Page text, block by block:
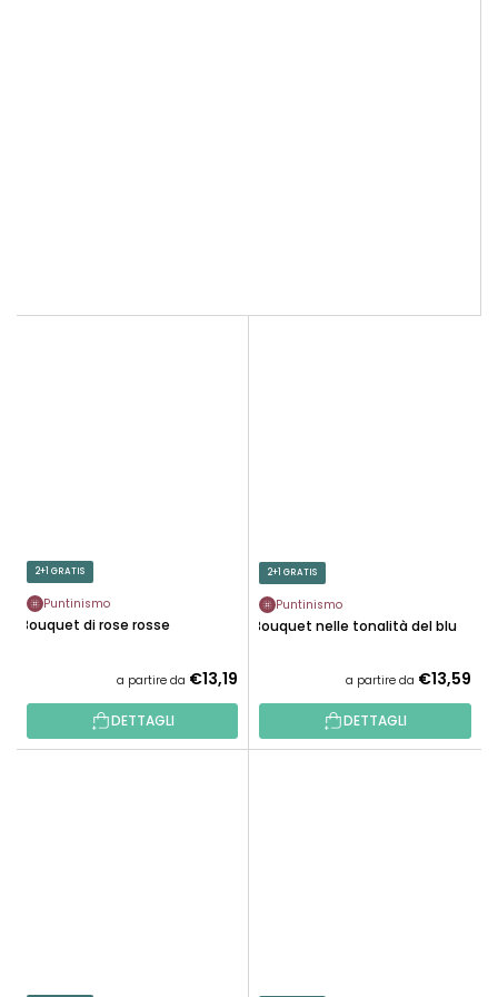
2+1 GRATIS
Puntinismo
Bouquet di rose rosse
a partire da €13,19
DETTAGLI
2+1 GRATIS
Puntinismo
Bouquet nelle tonalità del blu
a partire da €13,59
DETTAGLI